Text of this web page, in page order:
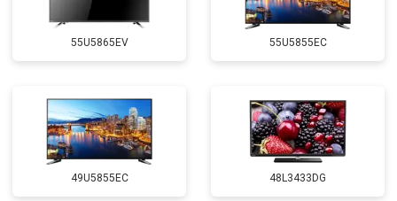
55U5865EV 55U5855EC
49U5855EC 48L3433DG